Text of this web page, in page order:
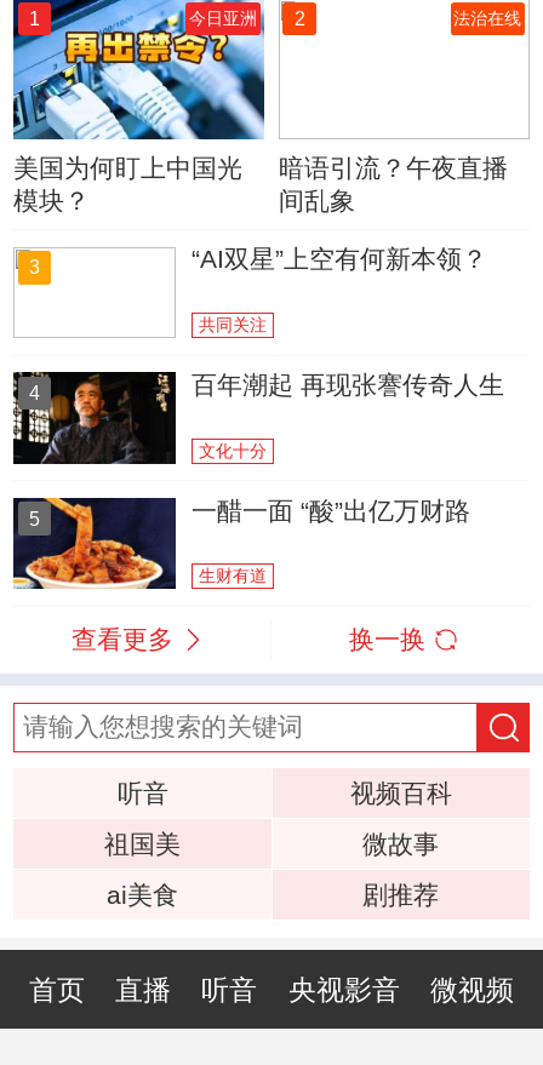
1 今日亚洲
美国为何盯上中国光
模块？
2 法治在线
暗语引流？午夜直播
间乱象
3 “AI双星”上空有何新本领？
共同关注
4 百年潮起 再现张謇传奇人生
文化十分
5 一醋一面 “酸”出亿万财路
生财有道
查看更多 换一换
听音
视频百科
祖国美
微故事
ai美食
剧推荐
首页 直播 听音 央视影音 微视频